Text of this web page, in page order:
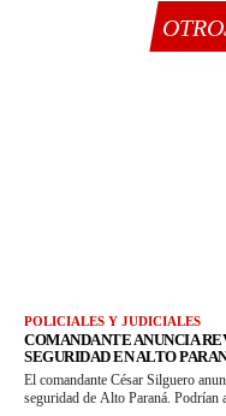
POLICIALES Y JUDICIALES
COMANDANTE ANUNCIA
SEGURIDAD EN ALTO
El comandante César Silguero
seguridad de Alto Paraná. Podrían